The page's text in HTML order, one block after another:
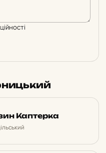
Каптерка